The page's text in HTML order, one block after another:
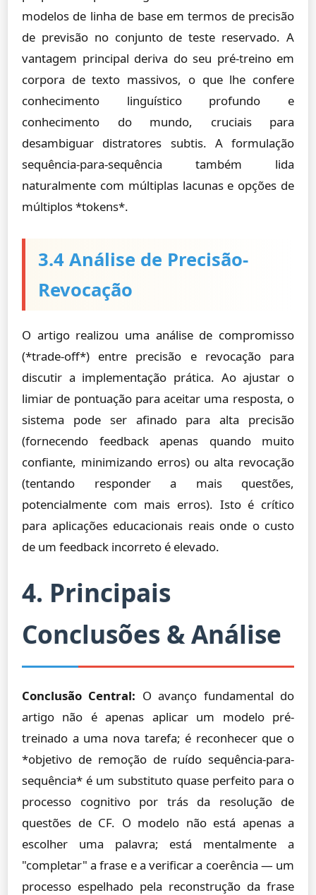
modelos de linha de base em termos de precisão
de previsão no conjunto de teste reservado. A
vantagem principal deriva do seu pré-treino em
corpora de texto massivos, o que lhe confere
conhecimento linguístico profundo e
conhecimento do mundo, cruciais para
desambiguar distratores subtis. A formulação
sequência-para-sequência também lida
naturalmente com múltiplas lacunas e opções de
múltiplos *tokens*.
3.4 Análise de Precisão-
Revocação
O artigo realizou uma análise de compromisso
(*trade-off*) entre precisão e revocação para
discutir a implementação prática. Ao ajustar o
limiar de pontuação para aceitar uma resposta, o
sistema pode ser afinado para alta precisão
(fornecendo feedback apenas quando muito
confiante, minimizando erros) ou alta revocação
(tentando responder a mais questões,
potencialmente com mais erros). Isto é crítico
para aplicações educacionais reais onde o custo
de um feedback incorreto é elevado.
4. Principais
Conclusões & Análise
Conclusão Central: O avanço fundamental do
artigo não é apenas aplicar um modelo pré-
treinado a uma nova tarefa; é reconhecer que o
*objetivo de remoção de ruído sequência-para-
sequência* é um substituto quase perfeito para o
processo cognitivo por trás da resolução de
questões de CF. O modelo não está apenas a
escolher uma palavra; está mentalmente a
"completar" a frase e a verificar a coerência — um
processo espelhado pela reconstrução da frase